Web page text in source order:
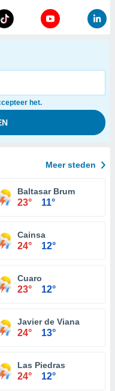
het.
Meer steden
Baltasar Brum
23° 11°
Cainsa
24° 12°
Cuaro
23° 12°
Javier de Viana
24° 13°
Las Piedras
24° 12°